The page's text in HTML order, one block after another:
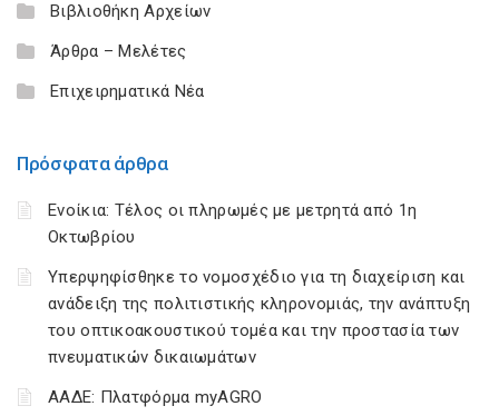
Βιβλιοθήκη Αρχείων
Άρθρα – Μελέτες
Επιχειρηματικά Νέα
Πρόσφατα άρθρα
Ενοίκια: Τέλος οι πληρωμές με μετρητά από 1η
Οκτωβρίου
Υπερψηφίσθηκε το νομοσχέδιο για τη διαχείριση και
ανάδειξη της πολιτιστικής κληρονομιάς, την ανάπτυξη
του οπτικοακουστικού τομέα και την προστασία των
πνευματικών δικαιωμάτων
ΑΑΔΕ: Πλατφόρμα myAGRO